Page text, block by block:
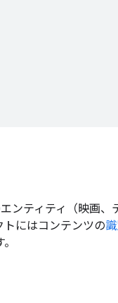
ンティティ（映画
トにはコンテンツの